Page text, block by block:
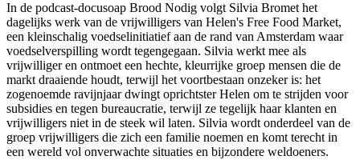
In de podcast-docusoap Brood Nodig volgt Silvia Bromet het
dagelijks werk van de vrijwilligers van Helen's Free Food Market,
een kleinschalig voedselinitiatief aan de rand van Amsterdam waar
voedselverspilling wordt tegengegaan. Silvia werkt mee als
vrijwilliger en ontmoet een hechte, kleurrijke groep mensen die de
markt draaiende houdt, terwijl het voortbestaan onzeker is: het
zogenoemde ravijnjaar dwingt oprichtster Helen om te strijden voor
subsidies en tegen bureaucratie, terwijl ze tegelijk haar klanten en
vrijwilligers niet in de steek wil laten. Silvia wordt onderdeel van de
groep vrijwilligers die zich een familie noemen en komt terecht in
een wereld vol onverwachte situaties en bijzondere weldoeners.